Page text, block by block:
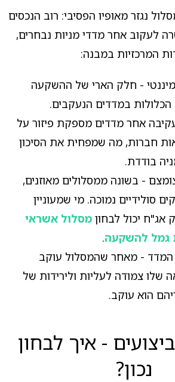
נגזר מאופיו הפסיבי: רוב הנכסים
לעקוב אחר מדדי מניות נבחרים,
המרכזיות במבנה:
- חלק הארי של ההשקעה
הכלולות במדדים הנעקבים.
אחר מדדים מספקת פיזור על
חברות, מה שמפחית את הסיכון
בודדת.
- בשונה ממסלולים מאוזנים,
סולידיים נמוכה. מי שמעוניין
אג"ח יכול לבחון מסלול אשראי
גמל להשקעה.
המדד - מאחר שהמסלול עוקב
שלו צמודה לעליות ולירידות של
הוא עוקב.
- איך לבחון
נכון?